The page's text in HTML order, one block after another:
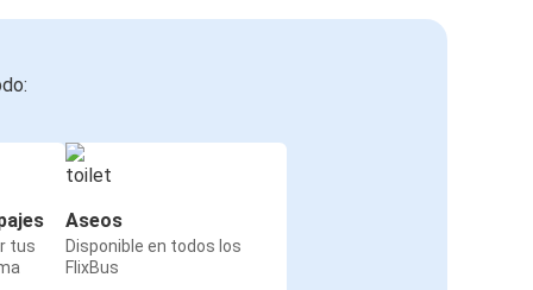
tus
Aseos
Disponible en todos los
FlixBus